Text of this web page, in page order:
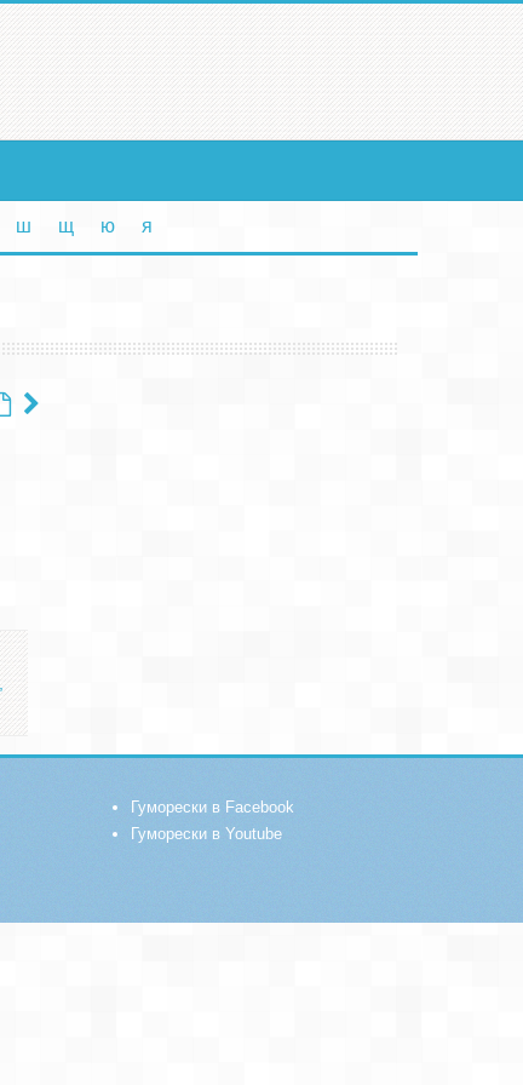
ш щ ю я
Гуморески в Facebook
Гуморески в Youtube